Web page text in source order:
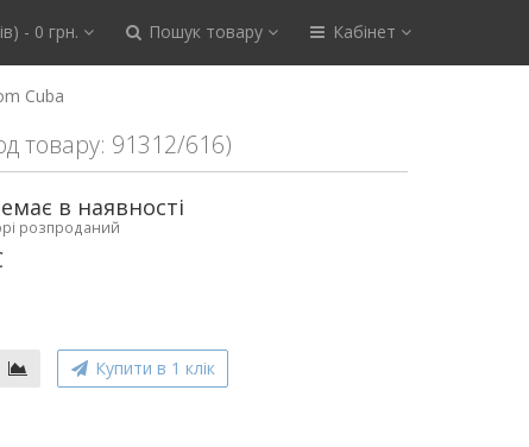
- 0 грн. Пошук товару Кабінет
Cuba
товару: 91312/616)
в наявності
розпроданий
Купити в 1 клік